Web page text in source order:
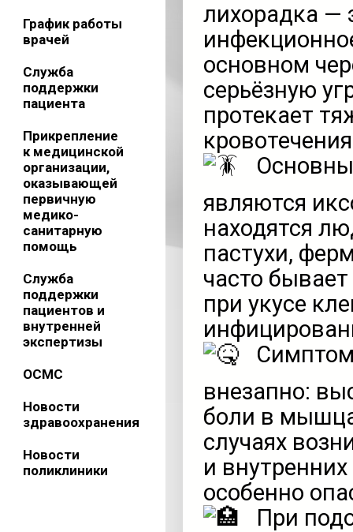
График работы
врачей
Служба
поддержки
пациента
Прикрепление
к медицинской
организации,
оказывающей
первичную
медико-
санитарную
помощь
Служба
поддержки
пациентов и
внутренней
экспертизы
ОСМС
Новости
здравоохранения
Новости
поликлиники
лихорадка —
основном
серьёзную
протекает
являются
находятся
пастухи,
часто
при укусе
внезапно:
боли в
случаях
и
особенно
При